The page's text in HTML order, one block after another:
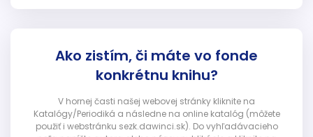
Ako zistím, či máte vo fonde
konkrétnu knihu?
V hornej časti našej webovej stránky kliknite na
Katalógy/Periodiká a následne na online katalóg (môžete
použiť i webstránku sezk.dawinci.sk). Do vyhľadávacieho